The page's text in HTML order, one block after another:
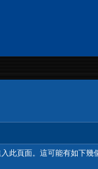
此頁面。這可能有如下幾